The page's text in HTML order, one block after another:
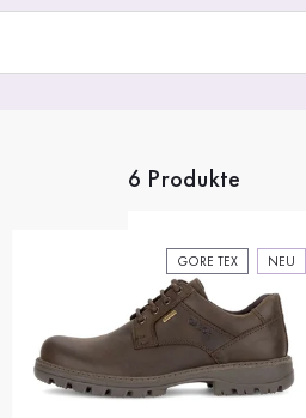
6 Produkte
GORE TEX NEU